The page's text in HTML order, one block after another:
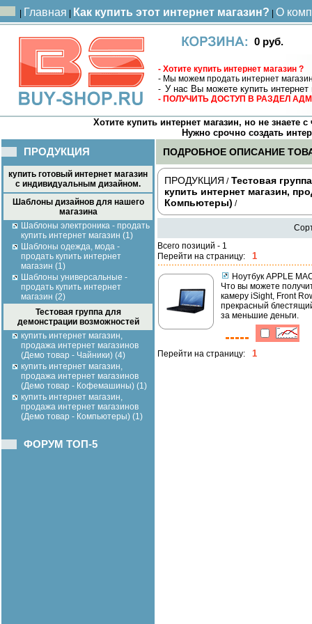
Главная Как купить этот интернет магазин? О
0 руб.
- Хотите купить интернет магазин ?
- Мы можем продать интернет
- У нас Вы можете купить интернет
- ПОЛУЧИТЬ ДОСТУП В РАЗДЕЛ
Хотите купить интернет магазин, но не знаете
Нужно срочно создать
ПРОДУКЦИЯ
купить готовый интернет магазин
с индивидуальным дизайном.
Шаблоны дизайнов для нашего
магазина
Шаблоны электроника - продать
купить интернет магазин (1)
Шаблоны одежда, мода -
продать купить интернет
магазин (1)
Шаблоны универсальные -
продать купить интернет
магазин (2)
Тестовая группа для
демонстрации возможностей
купить интернет магазин,
продажа интернет магазинов
(Демо товар - Чайники) (4)
купить интернет магазин,
продажа интернет магазинов
(Демо товар - Кофемашины) (1)
купить интернет магазин,
продажа интернет магазинов
(Демо товар - Компьютеры) (1)
ФОРУМ ТОП-5
ПОДРОБНОЕ ОПИСАНИЕ
ПРОДУКЦИЯ / Тестовая
купить интернет магазин,
Компьютеры) /
Всего позиций - 1
Перейти на страницу:
1
Ноутбук APPLE
Что вы можете
камеру iSight, Front
прекрасный
за меньшие деньги.
Перейти на страницу: 1